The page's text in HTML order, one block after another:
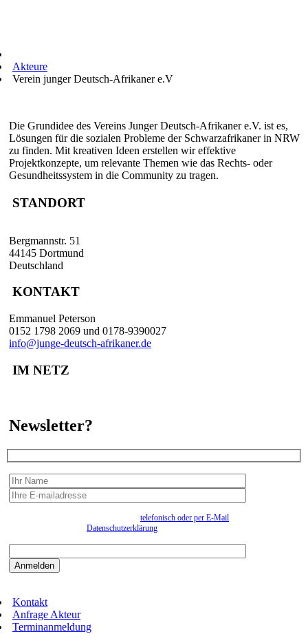
Akteure
Verein junger Deutsch-Afrikaner e.V
Die Grundidee des Vereins Junger Deutsch-Afrikaner e.V. ist es,
Lösungen für die sozialen Probleme der Schwarzafrikaner in NRW
zu finden. Mit kreativen Ideen erstellen wir effektive
Projektkonzepte, um relevante Themen wie das Rechts- oder
Gesundheitssystem in die Community zu tragen.
STANDORT
Bergmannstr. 51
44145 Dortmund
Deutschland
KONTAKT
Emmanuel Peterson
0152 1798 2069 und 0178-9390027
info@junge-deutsch-afrikaner.de
IM NETZ
Newsletter?
telefonisch oder per E-Mail
Datenschutzerklärung
Kontakt
Anfrage Akteur
Terminanmeldung